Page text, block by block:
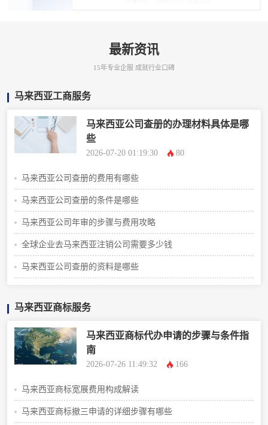
最新资讯
15年专业企服 成就行业口碑
马来西亚工商服务
马来西亚公司查册的办理材料具体是哪
些
2026-07-20 01:19:30 80
马来西亚公司查册的费用有哪些
马来西亚公司查册的条件是哪些
马来西亚公司年审的步骤与费用攻略
全球企业去马来西亚注销公司需要多少钱
马来西亚公司查册的资料是哪些
马来西亚商标服务
马来西亚商标代办申请的步骤与条件指
南
2026-07-26 11:49:32 166
马来西亚商标宽展费用构成解读
马来西亚商标撤三申请的详细步骤有哪些